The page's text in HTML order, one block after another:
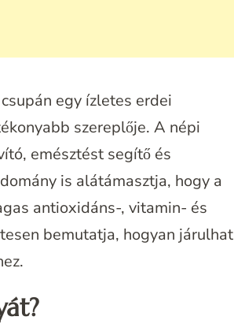
egy ízletes erdei
szereplője. A népi
emésztést segítő és
is alátámasztja, hogy a
antioxidáns-, vitamin- és
bemutatja, hogyan járulhat